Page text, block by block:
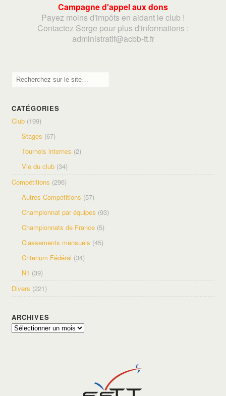
Campagne d'appel aux dons
Payez moins d'impôts en aidant le club !
Contactez Serge pour plus d'informations :
administratif@acbb-tt.fr
CATÉGORIES
Club (199)
Stages (67)
Tournois internes (2)
Vie du club (34)
Compétitions (296)
Autres Compétitions (57)
Championnat par équipes (93)
Championnats de France (5)
Classements mensuels (45)
Criterium Fédéral (34)
N1 (39)
Divers (221)
ARCHIVES
Archives